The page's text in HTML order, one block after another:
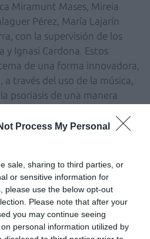
Process My Personal
sale, sharing to third parties, or
or sensitive information for
please use the below opt-out
Please note that after your
you may continue seeing
personal information utilized by
Miramunt Mases, Mireia
Pérez, María Lajarín
con la supervisión de los
y Ignasi Cardona. Estos
de una forma innovadora,
través del uso de la música,
psoriasis de una manera
es desarrollar un trabajo de
efectivo y seguro de los
de los pacientes. Estos
los alumnos de las
asignadas a su formación,
creatividad, comunicación,